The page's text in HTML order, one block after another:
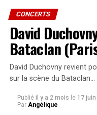
Autour de lui, une
la voix,Antoine Molard
Pier, Disiz la Peste) à la
Marc Lavoine) à la basse,
Frégé) aux claviers.
Légende Balavoine est plus
revivre, ressentir et
Daniel Balavoine nous a laissé.
CONCERTS
David
Bataclan
David Duchovny revient
sur la scène du Bataclan…
Publié il y a 2 mois le 17 juin
Par Angélique